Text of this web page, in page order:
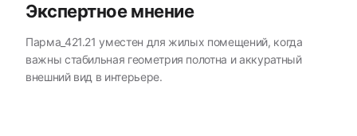
Экспертное мнение
Парма_421.21 уместен для жилых помещений, когда
важны стабильная геометрия полотна и аккуратный
внешний вид в интерьере.